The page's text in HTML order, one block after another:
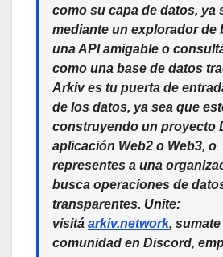
como su capa de datos, ya
mediante un explorador de
una API amigable o
como una base de datos
Arkiv es tu puerta de
de los datos, ya sea que
construyendo un proyecto
aplicación Web2 o Web3, o
representes a una
busca operaciones de
transparentes. Unite:
visitá arkiv.network,
comunidad en Discord,